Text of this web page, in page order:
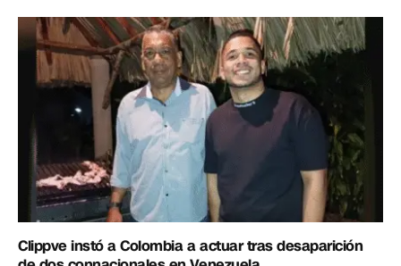
Clippve instó a Colombia a actuar tras desaparición